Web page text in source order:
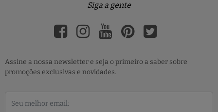
Siga a gente
Assine a nossa newsletter e seja o primeiro a saber sobre
promoções exclusivas e novidades.